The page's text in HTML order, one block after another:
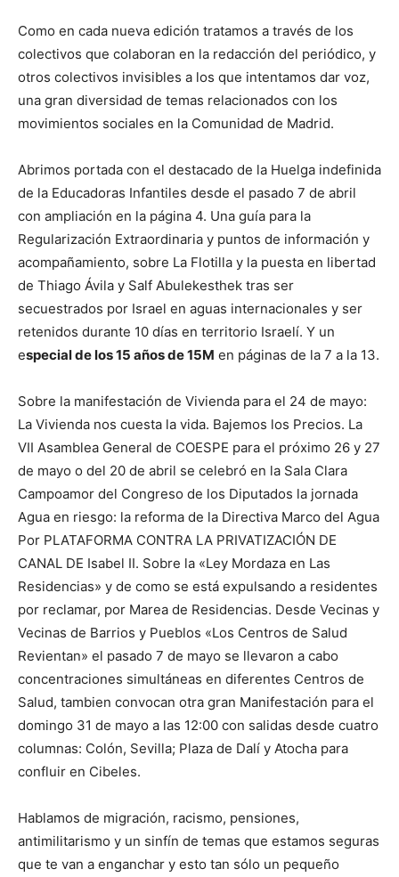
Como en cada nueva edición tratamos a través de los
colectivos que colaboran en la redacción del periódico, y
otros colectivos invisibles a los que intentamos dar voz,
una gran diversidad de temas relacionados con los
movimientos sociales en la Comunidad de Madrid.
Abrimos portada con el destacado de la Huelga indefinida
de la Educadoras Infantiles desde el pasado 7 de abril
con ampliación en la página 4. Una guía para la
Regularización Extraordinaria y puntos de información y
acompañamiento, sobre La Flotilla y la puesta en libertad
de Thiago Ávila y Salf Abulekesthek tras ser
secuestrados por Israel en aguas internacionales y ser
retenidos durante 10 días en territorio Israelí. Y un
especial de los 15 años de 15M en páginas de la 7 a la 13.
Sobre la manifestación de Vivienda para el 24 de mayo:
La Vivienda nos cuesta la vida. Bajemos los Precios. La
VII Asamblea General de COESPE para el próximo 26 y 27
de mayo o del 20 de abril se celebró en la Sala Clara
Campoamor del Congreso de los Diputados la jornada
Agua en riesgo: la reforma de la Directiva Marco del Agua
Por PLATAFORMA CONTRA LA PRIVATIZACIÓN DE
CANAL DE Isabel II. Sobre la «Ley Mordaza en Las
Residencias» y de como se está expulsando a residentes
por reclamar, por Marea de Residencias. Desde Vecinas y
Vecinas de Barrios y Pueblos «Los Centros de Salud
Revientan» el pasado 7 de mayo se llevaron a cabo
concentraciones simultáneas en diferentes Centros de
Salud, tambien convocan otra gran Manifestación para el
domingo 31 de mayo a las 12:00 con salidas desde cuatro
columnas: Colón, Sevilla; Plaza de Dalí y Atocha para
confluir en Cibeles.
Hablamos de migración, racismo, pensiones,
antimilitarismo y un sinfín de temas que estamos seguras
que te van a enganchar y esto tan sólo un pequeño